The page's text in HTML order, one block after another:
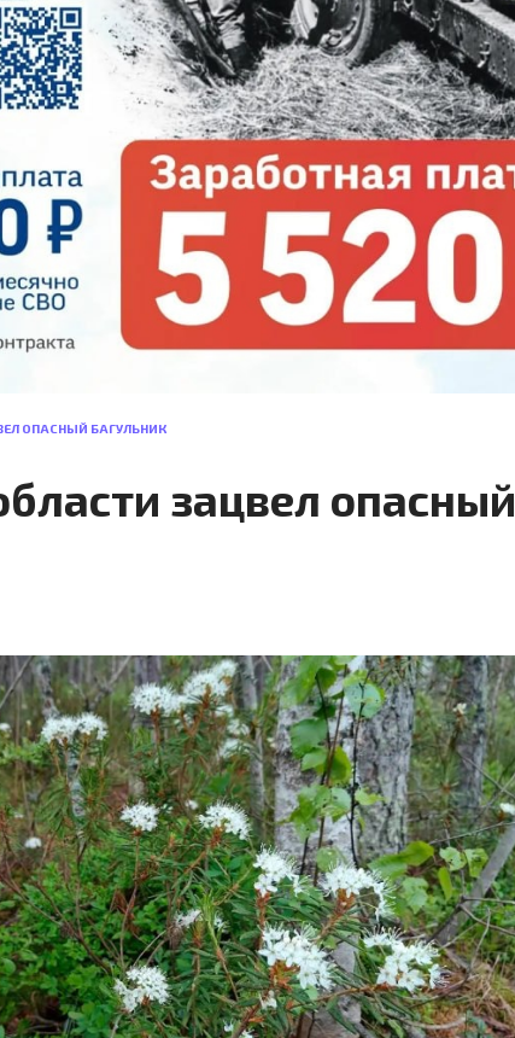
ОПАСНЫЙ БАГУЛЬНИК
зацвел опасный